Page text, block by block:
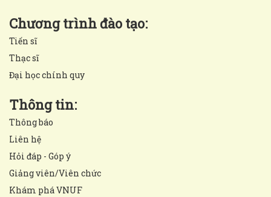
Chương trình đào tạo:
Tiến sĩ
Thạc sĩ
Đại học chính quy
Thông tin:
Thông báo
Liên hệ
Hỏi đáp - Góp ý
Giảng viên/Viên chức
Khám phá VNUF